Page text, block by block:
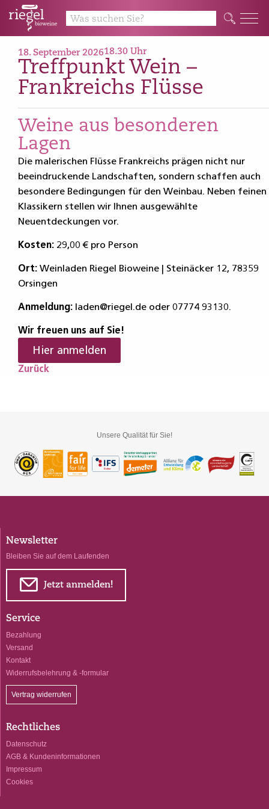
18. September 202618.30 Uhr
Treffpunkt Wein –
Frankreichs Flüsse
Weine aus besonderen
Lagen
Die malerischen Flüsse Frankreichs prägen nicht nur
beeindruckende Landschaften, sondern schaffen auch
besondere Bedingungen für den Weinbau. Neben feinen
Klassikern stellen wir Ihnen ausgewählte
Neuentdeckungen vor.
Kosten: 29,00 € pro Person
Ort: Weinladen Riegel Bioweine | Steinäcker 12, 78359
Orsingen
Anmeldung: laden@riegel.de oder 07774 93130.
Wir freuen uns auf Sie!
Hier anmelden
Zurück
Unsere Qualität für Sie!
Newsletter
Bleiben Sie auf dem Laufenden
E Jetzt anmelden!
Service
Bezahlung
Versand
Kontakt
Widerrufsbelehrung & -formular
Vertrag widerrufen
Rechtliches
Datenschutz
AGB & Kundeninformationen
Impressum
Cookies